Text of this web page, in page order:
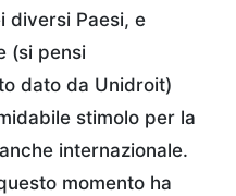
diversi Paesi, e
(si pensi
dato da Unidroit)
stimolo per la
internazionale.
momento ha